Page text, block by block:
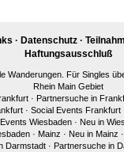
· Datenschutz·
Haftungsausschluß
Wanderungen. Für Singles
Rhein Main Gebiet
· Partnersuche in
· Social Events Frankfurt
Wiesbaden· Neu in
· Mainz · Neu in Mainz ·
Darmstadt· Partnersuche in